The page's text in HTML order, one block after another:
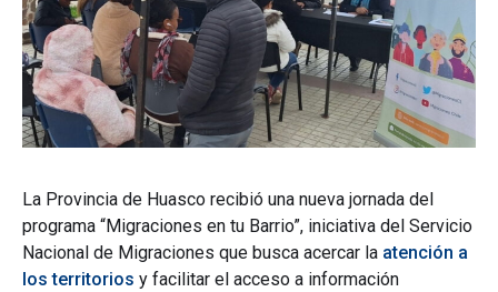
La Provincia de Huasco recibió una nueva jornada del
programa “Migraciones en tu Barrio”, iniciativa del Servicio
Nacional de Migraciones que busca acercar la atención a
los territorios y facilitar el acceso a información